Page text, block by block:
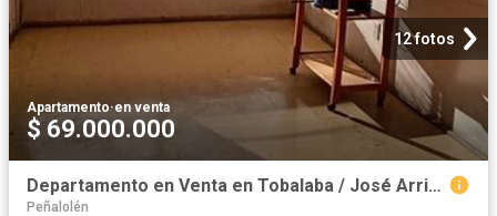
12 fotos
Apartamento·en venta
$ 69.000.000
Departamento en Venta en Tobalaba / José Arrieta
Peñalolén